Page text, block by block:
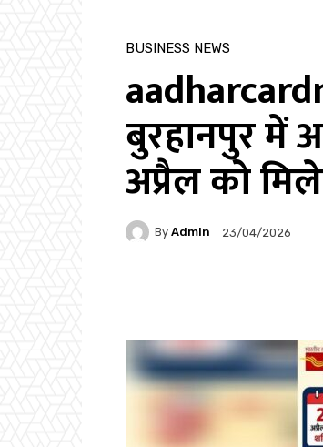
BUSINESS NEWS
बुरहानपुर में
अप्रैल को
By Admin 23/04/2026